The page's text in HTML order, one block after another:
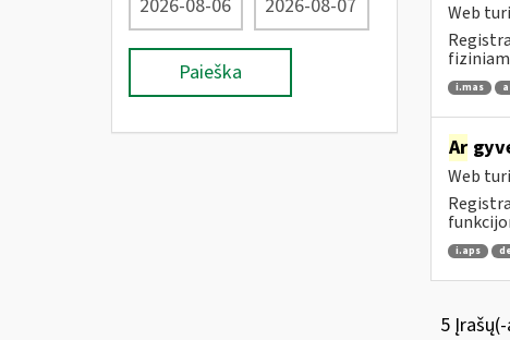
Paieška
Web
i.mas
Ar
Web
i.aps
5